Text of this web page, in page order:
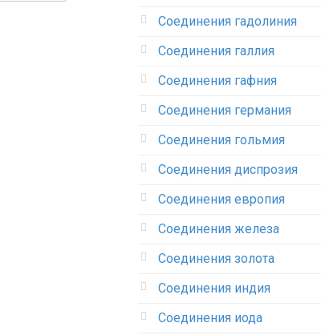
Соединения гадолиния‎
Соединения галлия‎
Соединения гафния‎
Соединения германия‎
Соединения гольмия‎
Соединения диспрозия‎ ‎
Соединения европия‎
Соединения железа‎
Соединения золота‎
Соединения индия
Соединения иода‎